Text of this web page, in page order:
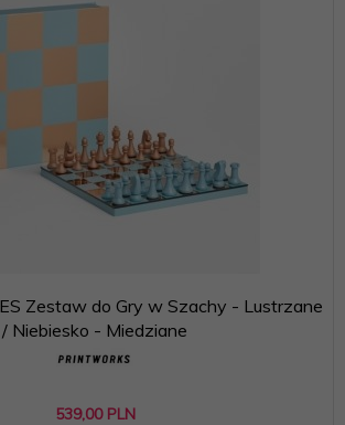
Zestaw do Gry w Szachy - Lustrzane
/ Niebiesko - Miedziane
539,00 PLN